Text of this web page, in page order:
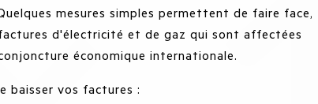
mesures simples permettent de faire face,
d'électricité et de gaz qui sont affectées
économique internationale.
baisser vos factures :